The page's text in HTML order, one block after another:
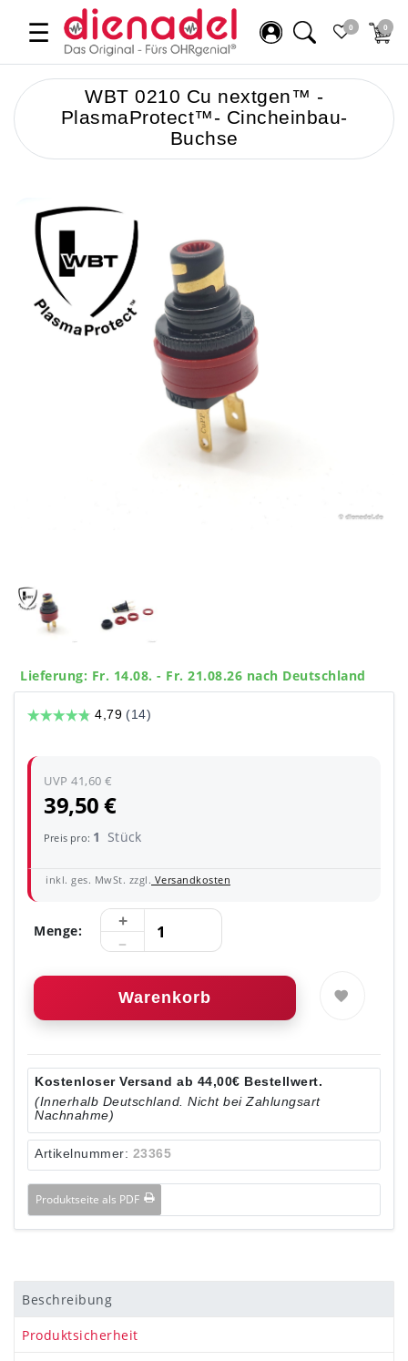
☰ 0 0
WBT 0210 Cu nextgen™ -
PlasmaProtect™- Cincheinbau-
Buchse
Lieferung: Fr. 14.08. - Fr. 21.08.26 nach Deutschland
UVP 41,60 €
39,50 €
Preis pro: 1 Stück
inkl. ges. MwSt. zzgl. Versandkosten
Menge:
Warenkorb
Kostenloser Versand ab 44,00€ Bestellwert.
(Innerhalb Deutschland. Nicht bei Zahlungsart
Nachnahme)
Artikelnummer: 23365
Produktseite als PDF
Beschreibung
Produktsicherheit